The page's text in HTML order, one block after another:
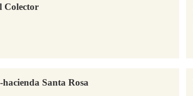
Colector
Santa Rosa